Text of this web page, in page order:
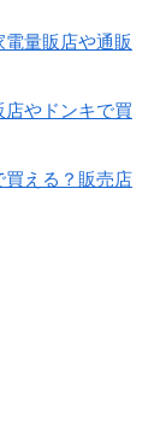
量販店や通販
店やドンキで買
える？販売店